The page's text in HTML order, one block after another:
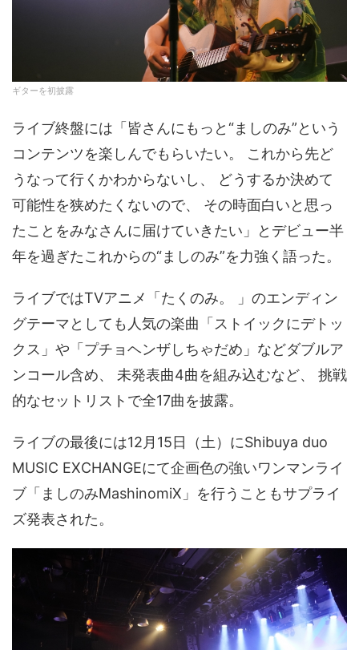
ギターを初披露
ライブ終盤には「皆さんにもっと“ましのみ”という
コンテンツを楽しんでもらいたい。 これから先ど
うなって行くかわからないし、 どうするか決めて
可能性を狭めたくないので、 その時面白いと思っ
たことをみなさんに届けていきたい」とデビュー半
年を過ぎたこれからの“ましのみ”を力強く語った。
ライブではTVアニメ「たくのみ。 」のエンディン
グテーマとしても人気の楽曲「ストイックにデトッ
クス」や「プチョヘンザしちゃだめ」などダブルア
ンコール含め、 未発表曲4曲を組み込むなど、 挑戦
的なセットリストで全17曲を披露。
ライブの最後には12月15日（土）にShibuya duo
MUSIC EXCHANGEにて企画色の強いワンマンライ
ブ「ましのみMashinomiX」を行うこともサプライ
ズ発表された。